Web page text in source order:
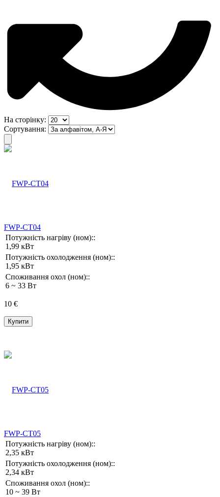
На сторінку:
Сортування:
FWP-CT04
Потужність нагріву (ном)::
1,99 кВт
Потужність охолодження (ном)::
1,95 кВт
Споживання охол (ном)::
6 ~ 33 Вт
10 €
Купити
FWP-CT05
Потужність нагріву (ном)::
2,35 кВт
Потужність охолодження (ном)::
2,34 кВт
Споживання охол (ном)::
10 ~ 39 Вт